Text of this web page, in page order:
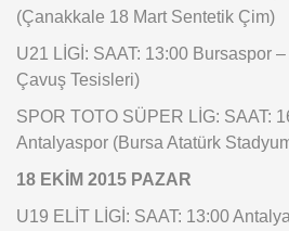
(Çanakkale 18 Mart Sentetik Çim)
U21 LİGİ: SAAT: 13:00 Bursaspor
Çavuş Tesisleri)
SPOR TOTO SÜPER LİG: SAAT:
Antalyaspor (Bursa Atatürk
18 EKİM 2015 PAZAR
U19 ELİT LİGİ: SAAT: 13:00